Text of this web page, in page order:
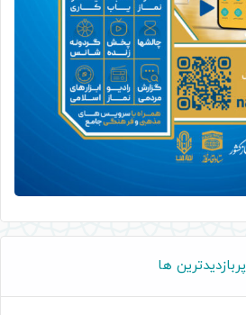
پربازدیدترین ها